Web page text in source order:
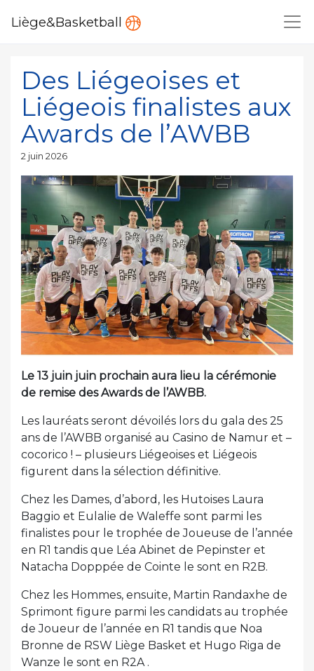
Liège&Basketball
Des Liégeoises et
Liégeois finalistes aux
Awards de l’AWBB
Publié
2 juin 2026
Le 13 juin juin prochain aura lieu la cérémonie
de remise des Awards de l’AWBB.
Les lauréats seront dévoilés lors du gala des 25
ans de l’AWBB organisé au Casino de Namur et –
cocorico ! – plusieurs Liégeoises et Liégeois
figurent dans la sélection définitive.
Chez les Dames, d’abord, les Hutoises Laura
Baggio et Eulalie de Waleffe sont parmi les
finalistes pour le trophée de Joueuse de l’année
en R1 tandis que Léa Abinet de Pepinster et
Natacha Dopppée de Cointe le sont en R2B.
Chez les Hommes, ensuite, Martin Randaxhe de
Sprimont figure parmi les candidats au trophée
de Joueur de l’année en R1 tandis que Noa
Bronne de RSW Liège Basket et Hugo Riga de
Wanze le sont en R2A .